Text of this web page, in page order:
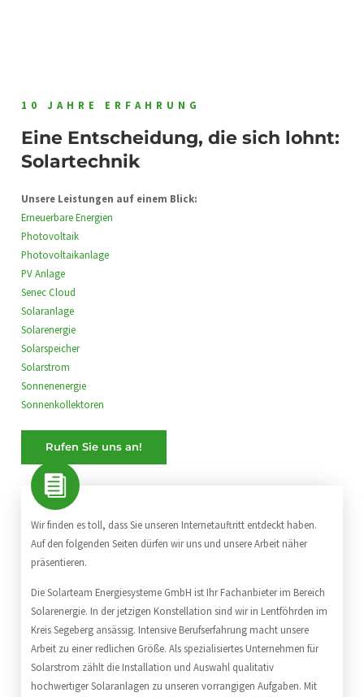
10 JAHRE ERFAHRUNG
Eine Entscheidung, die sich lohnt:
Solartechnik
Unsere Leistungen auf einem Blick:
Erneuerbare Energien
Photovoltaik
Photovoltaikanlage
PV Anlage
Senec Cloud
Solaranlage
Solarenergie
Solarspeicher
Solarstrom
Sonnenenergie
Sonnenkollektoren
Rufen Sie uns an!
Wir finden es toll, dass Sie unseren Internetauftritt entdeckt haben.
Auf den folgenden Seiten dürfen wir uns und unsere Arbeit näher
präsentieren.
Die Solarteam Energiesysteme GmbH ist Ihr Fachanbieter im Bereich
Solarenergie. In der jetzigen Konstellation sind wir in Lentföhrden im
Kreis Segeberg ansässig. Intensive Berufserfahrung macht unsere
Arbeit zu einer redlichen Größe. Als spezialisiertes Unternehmen für
Solarstrom zählt die Installation und Auswahl qualitativ
hochwertiger Solaranlagen zu unseren vorrangigen Aufgaben. Mit